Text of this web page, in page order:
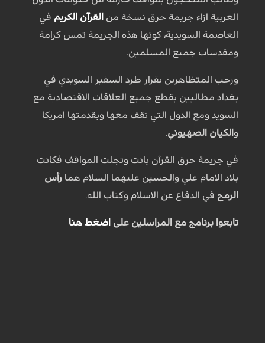
العربية ازاء جريمة حرق نسخة من القرآن الكريم في
العاصمة السويدية، كونها هذه الجريمة تمس كرامة
ومقدسات جميع المسلمين.
ورحب المتظاهرين بقرار طرد السفير السويدي في
بغداد مطالبين بقطع جميع العلاقات الاقتصادية مع
السويد ومع الدول التي تقف معها وبقدمتها امريكا
و الكيان الصهيوني.
في جريمة حرق القرآن بانت وتجلت المواقف فكانت
بلاد الامام علي والحسين عليهما السلام هما رأس
الرمح في الدفاع عن الاسلام وكتاب الله.
تابعوا برنامج مع المراسلين على اضغط هنا